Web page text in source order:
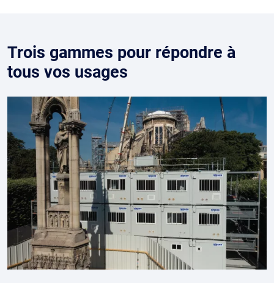
Trois gammes pour répondre à
tous vos usages